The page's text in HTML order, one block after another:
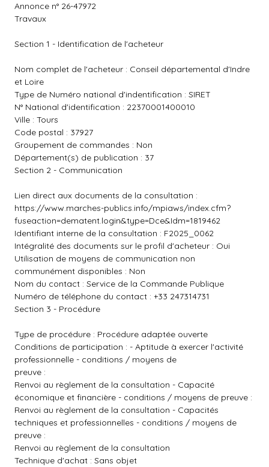
Annonce n° 26-47972
Travaux
Section 1 - Identification de l'acheteur
Nom complet de l'acheteur : Conseil départemental d'Indre
et Loire
Type de Numéro national d'indentification : SIRET
N° National d'identification : 22370001400010
Ville : Tours
Code postal : 37927
Groupement de commandes : Non
Département(s) de publication : 37
Section 2 - Communication
Lien direct aux documents de la consultation :
https://www.marches-publics.info/mpiaws/index.cfm?
fuseaction=dematent.login&type=Dce&Idm=1819462
Identifiant interne de la consultation : F2025_0062
Intégralité des documents sur le profil d'acheteur : Oui
Utilisation de moyens de communication non
communément disponibles : Non
Nom du contact : Service de la Commande Publique
Numéro de téléphone du contact : +33 247314731
Section 3 - Procédure
Type de procédure : Procédure adaptée ouverte
Conditions de participation : - Aptitude à exercer l'activité
professionnelle - conditions / moyens de
preuve :
Renvoi au règlement de la consultation - Capacité
économique et financière - conditions / moyens de preuve :
Renvoi au règlement de la consultation - Capacités
techniques et professionnelles - conditions / moyens de
preuve :
Renvoi au règlement de la consultation
Technique d'achat : Sans objet